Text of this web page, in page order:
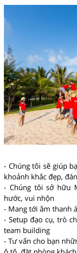
- Chúng tôi sẽ giúp
khoảnh khắc đẹp,
- Chúng tôi sở hữu
hước, vui nhộn
- Mang tới âm thanh
- Setup đạo cụ, trò
team building
- Tư vấn cho bạn